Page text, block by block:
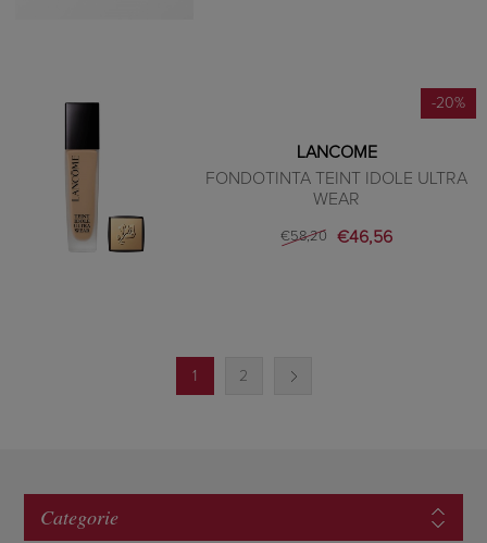
-20%
LANCOME
FONDOTINTA TEINT IDOLE ULTRA
WEAR
€58,20 €46,56
1 2
Categorie